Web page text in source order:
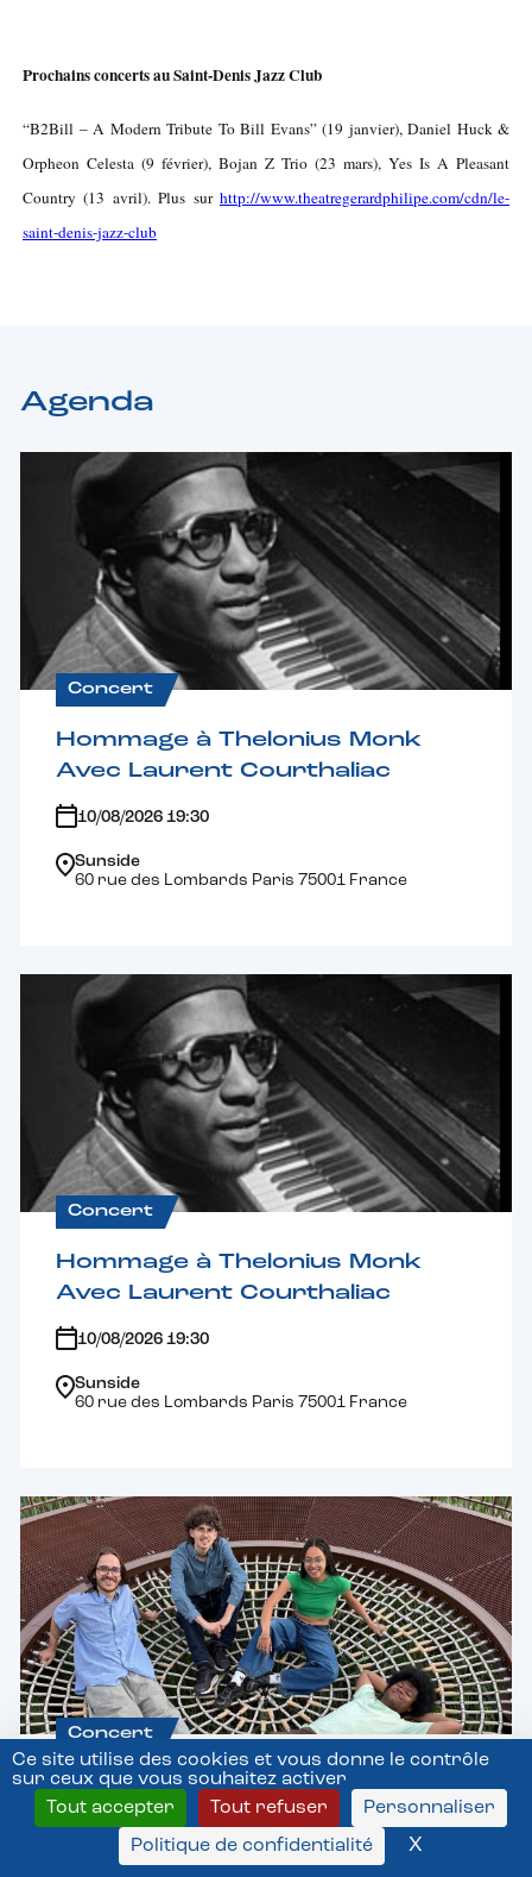
Ce site utilise des cookies et vous donne le contrôle
sur ceux que vous souhaitez activer
Tout accepter
Tout refuser
Personnaliser
Politique de confidentialité
X
Prochains concerts au Saint-Denis Jazz Club
“B2Bill – A Modern Tribute To Bill Evans” (19 janvier), Daniel Huck &
Orpheon Celesta (9 février), Bojan Z Trio (23 mars), Yes Is A Pleasant
Country (13 avril). Plus sur http://www.theatregerardphilipe.com/cdn/le-
saint-denis-jazz-club
Agenda
Concert
Hommage à Thelonius Monk
Avec Laurent Courthaliac
10/08/2026 19:30
Sunside
60 rue des Lombards Paris 75001 France
Concert
Hommage à Thelonius Monk
Avec Laurent Courthaliac
10/08/2026 19:30
Sunside
60 rue des Lombards Paris 75001 France
Concert
Will Of Things
10/08/2026 19:30